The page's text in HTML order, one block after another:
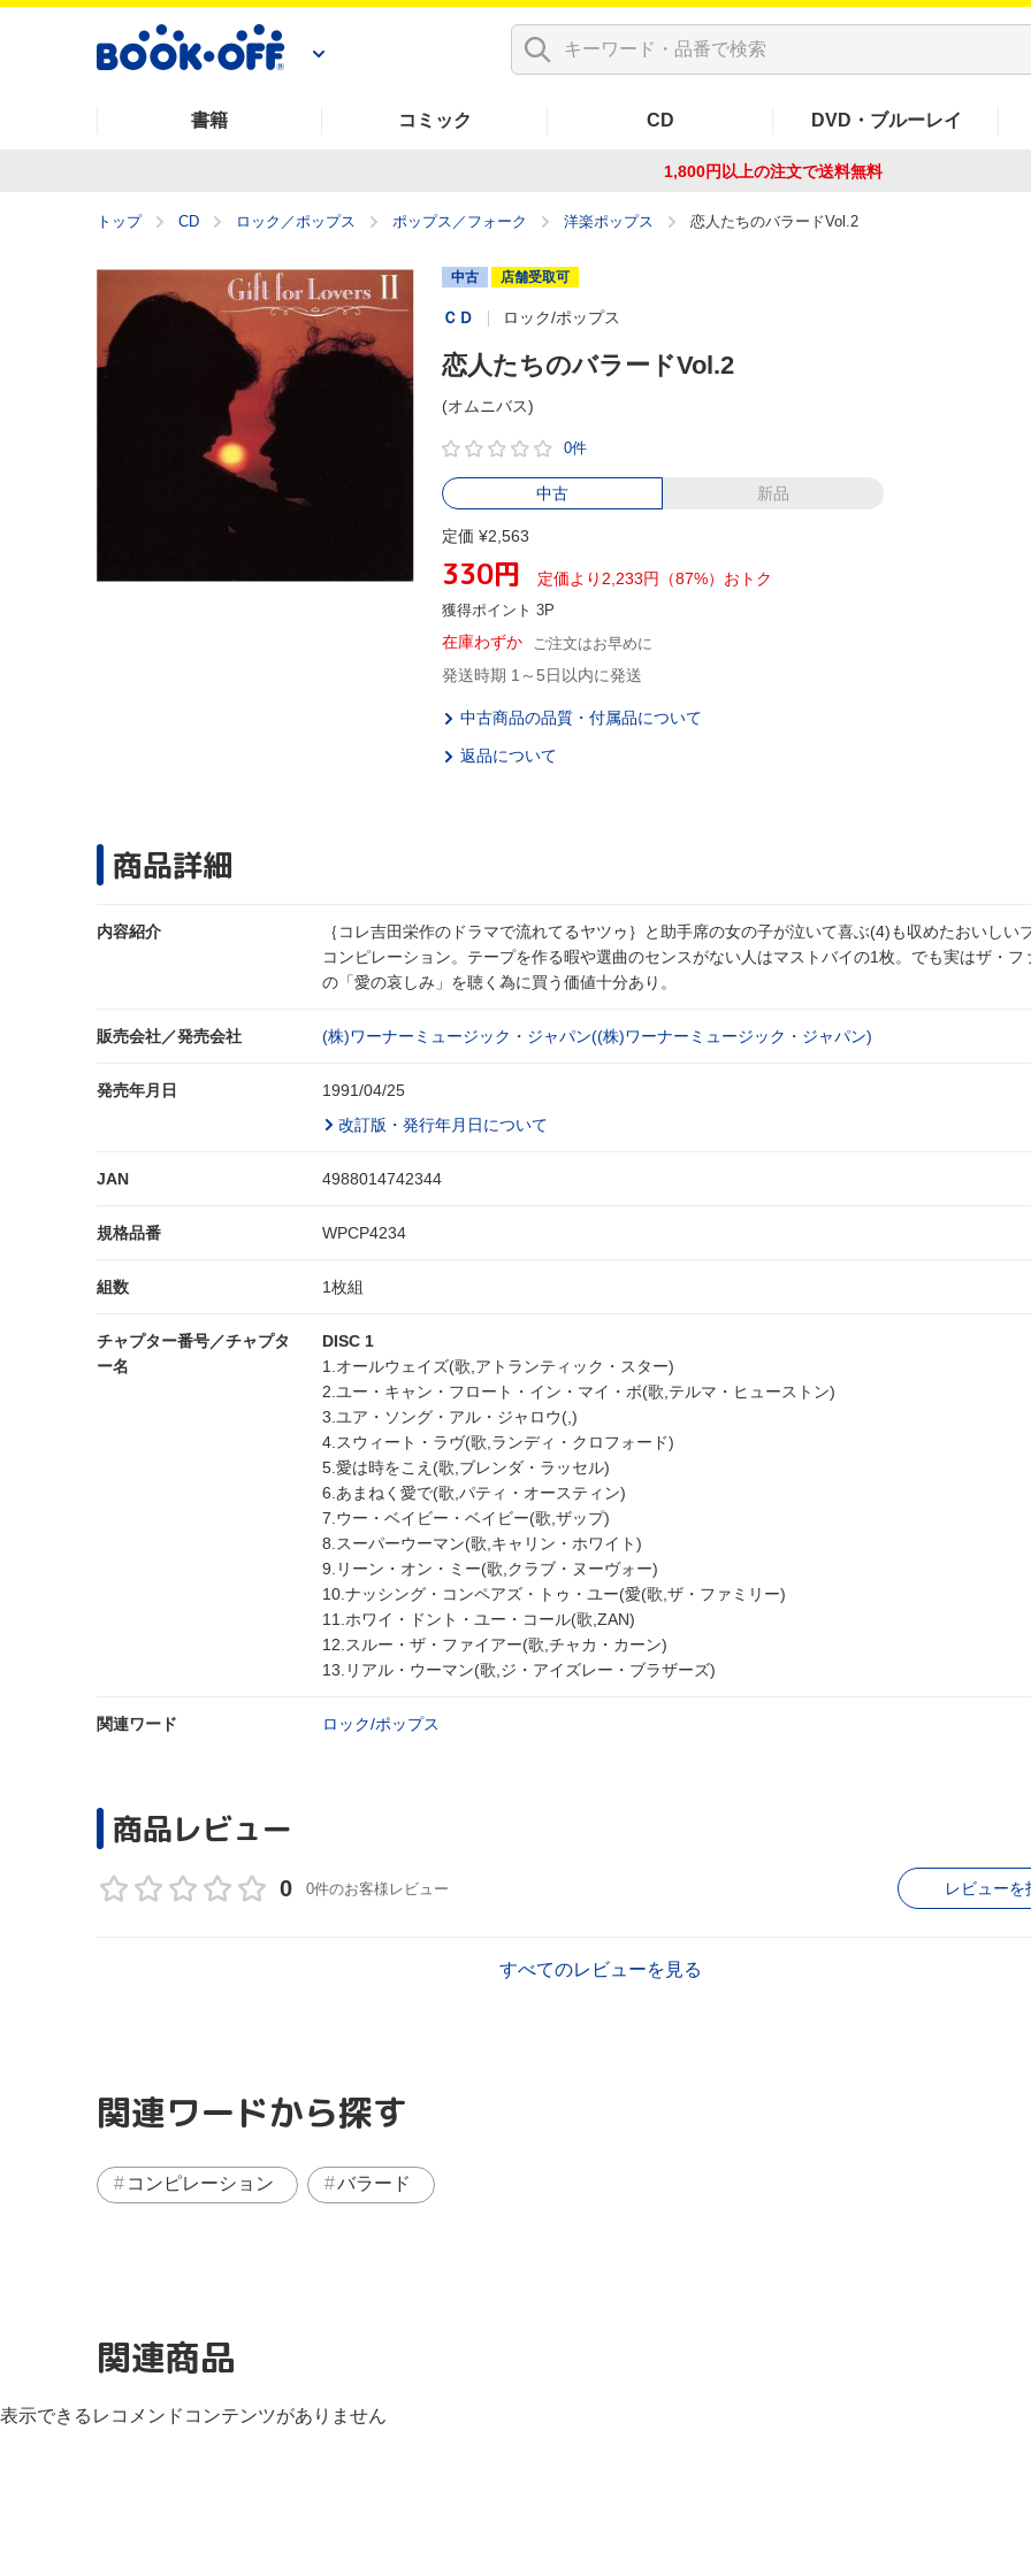
書籍 コミック CD DVD・ブルーレイ
1,800円以上の注文で送料無料
トップ CD ロック／ポップス ポップス／フォーク 洋楽ポップス 恋人たちのバラードVol.2
中古 店舗受取可
ＣＤ ロック/ポップス
恋人たちのバラードVol.2
(オムニバス)
0件
中古 新品
定価 ¥2,563
330円 定価より2,233円（87%）おトク
獲得ポイント 3P
在庫わずか ご注文はお早めに
発送時期 1～5日以内に発送
中古商品の品質・付属品について
返品について
商品詳細
内容紹介
｛コレ吉田栄作のドラマで流れてるヤツゥ｝と助手席の女の子が泣いて喜ぶ(4)も収めたおいしい
コンピレーション。テープを作る暇や選曲のセンスがない人はマストバイの1枚。でも実はザ・フ
の「愛の哀しみ」を聴く為に買う価値十分あり。
販売会社／発売会社 (株)ワーナーミュージック・ジャパン((株)ワーナーミュージック・ジャパン)
発売年月日
1991/04/25
改訂版・発行年月日について
JAN 4988014742344
規格品番 WPCP4234
組数 1枚組
チャプター番号／チャプタ
ー名
DISC 1
1.オールウェイズ(歌,アトランティック・スター)
2.ユー・キャン・フロート・イン・マイ・ボ(歌,テルマ・ヒューストン)
3.ユア・ソング・アル・ジャロウ(,)
4.スウィート・ラヴ(歌,ランディ・クロフォード)
5.愛は時をこえ(歌,ブレンダ・ラッセル)
6.あまねく愛で(歌,パティ・オースティン)
7.ウー・ベイビー・ベイビー(歌,ザップ)
8.スーパーウーマン(歌,キャリン・ホワイト)
9.リーン・オン・ミー(歌,クラブ・ヌーヴォー)
10.ナッシング・コンペアズ・トゥ・ユー(愛(歌,ザ・ファミリー)
11.ホワイ・ドント・ユー・コール(歌,ZAN)
12.スルー・ザ・ファイアー(歌,チャカ・カーン)
13.リアル・ウーマン(歌,ジ・アイズレー・ブラザーズ)
関連ワード ロック/ポップス
商品レビュー
0 0件のお客様レビュー レビューを
すべてのレビューを見る
関連ワードから探す
コンピレーション バラード
関連商品
表示できるレコメンドコンテンツがありません